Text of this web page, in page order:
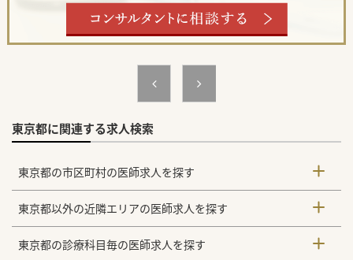
東京都に関連する求人検索
東京都の市区町村の医師求人を探す
東京都以外の近隣エリアの医師求人を探す
東京都の診療科目毎の医師求人を探す